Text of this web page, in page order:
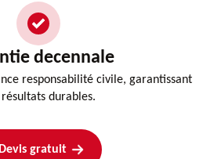
decennale
responsabilité civile, garantissant
résultats durables.
Devis gratuit